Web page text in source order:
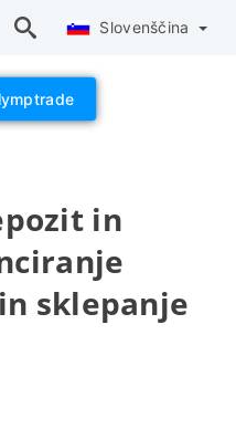
Slovenščina
in
sklepanje